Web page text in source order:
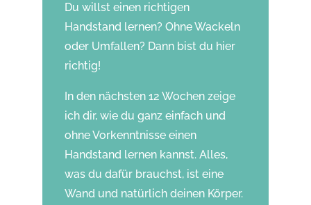
Du willst einen richtigen
Handstand lernen? Ohne Wackeln
oder Umfallen? Dann bist du hier
richtig!
In den nächsten 12 Wochen zeige
ich dir, wie du ganz einfach und
ohne Vorkenntnisse einen
Handstand lernen kannst. Alles,
was du dafür brauchst, ist eine
Wand und natürlich deinen Körper.